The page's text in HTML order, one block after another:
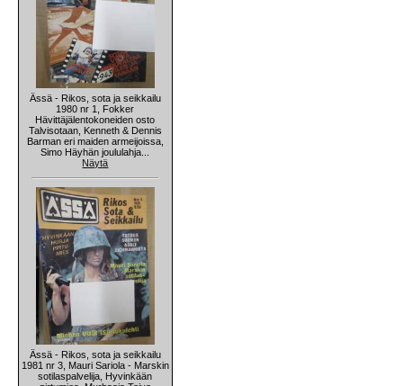
Ässä - Rikos, sota ja seikkailu
1980 nr 1, Fokker
Hävittäjälentokoneiden osto
Talvisotaan, Kenneth & Dennis
Barman eri maiden armeijoissa,
Simo Häyhän joululahja...
Näytä
Ässä - Rikos, sota ja seikkailu
1981 nr 3, Mauri Sariola - Marskin
sotilaspalvelija, Hyvinkään